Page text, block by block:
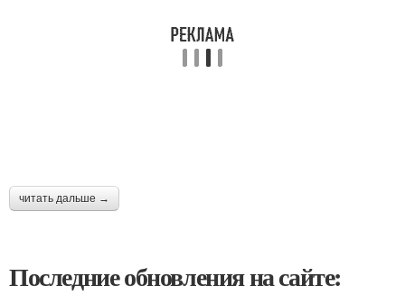
читать дальше →
Последние обновления на сайте: